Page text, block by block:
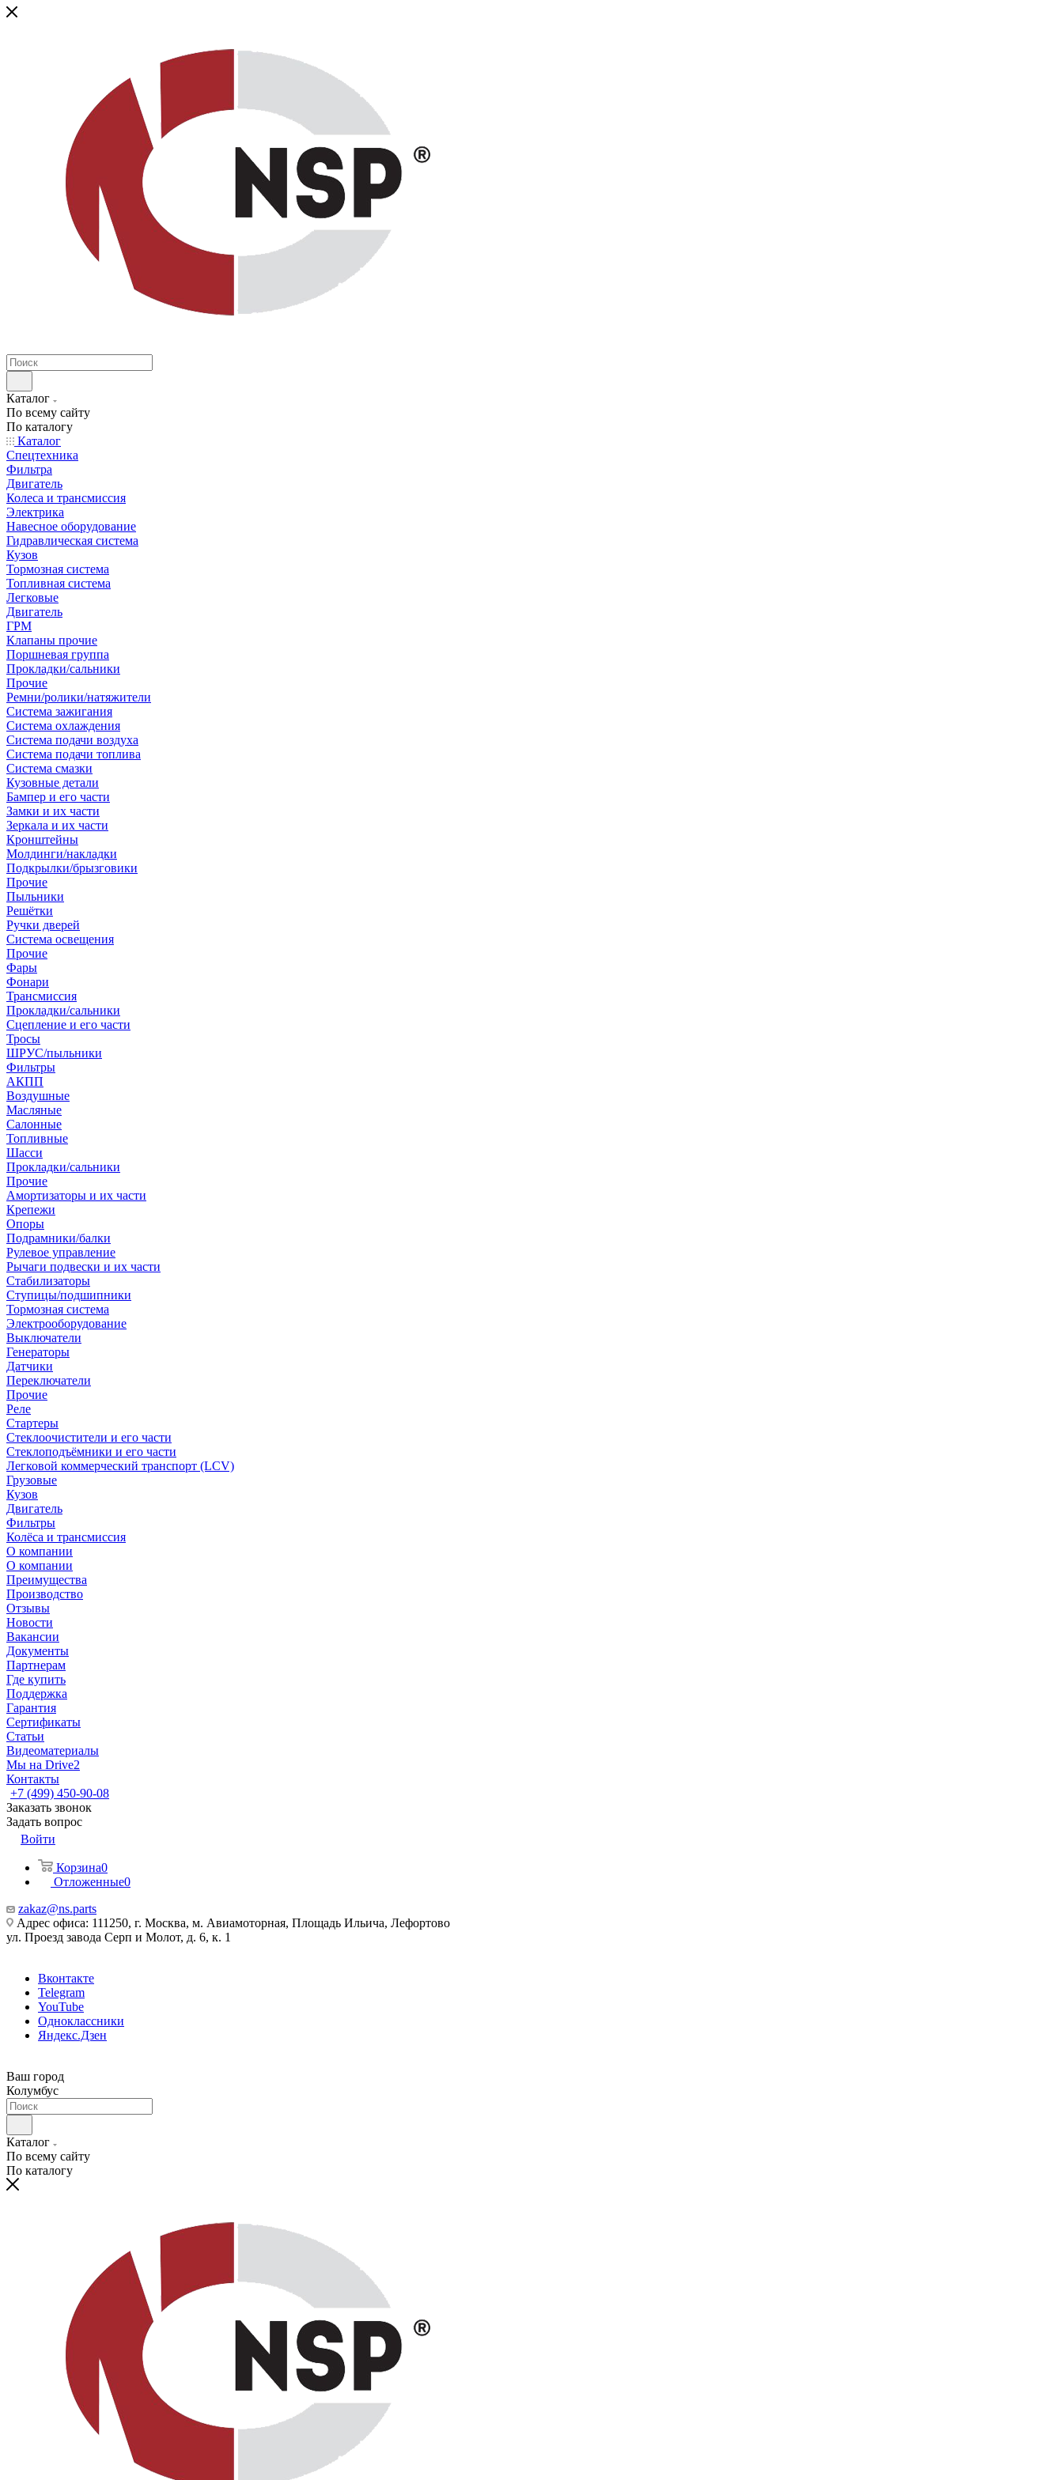
Каталог
По всему сайту
По каталогу
Каталог
Спецтехника
Фильтра
Двигатель
Колеса и трансмиссия
Электрика
Навесное оборудование
Гидравлическая система
Кузов
Тормозная система
Топливная система
Легковые
Двигатель
ГРМ
Клапаны прочие
Поршневая группа
Прокладки/сальники
Прочие
Ремни/ролики/натяжители
Система зажигания
Система охлаждения
Система подачи воздуха
Система подачи топлива
Система смазки
Кузовные детали
Бампер и его части
Замки и их части
Зеркала и их части
Кронштейны
Молдинги/накладки
Подкрылки/брызговики
Прочие
Пыльники
Решётки
Ручки дверей
Система освещения
Прочие
Фары
Фонари
Трансмиссия
Прокладки/сальники
Сцепление и его части
Тросы
ШРУС/пыльники
Фильтры
АКПП
Воздушные
Масляные
Салонные
Топливные
Шасси
Прокладки/сальники
Прочие
Амортизаторы и их части
Крепежи
Опоры
Подрамники/балки
Рулевое управление
Рычаги подвески и их части
Стабилизаторы
Ступицы/подшипники
Тормозная система
Электрооборудование
Выключатели
Генераторы
Датчики
Переключатели
Прочие
Реле
Стартеры
Стеклоочистители и его части
Стеклоподъёмники и его части
Легковой коммерческий транспорт (LCV)
Грузовые
Кузов
Двигатель
Фильтры
Колёса и трансмиссия
О компании
О компании
Преимущества
Производство
Отзывы
Новости
Вакансии
Документы
Партнерам
Где купить
Поддержка
Гарантия
Сертификаты
Статьи
Видеоматериалы
Мы на Drive2
Контакты
+7 (499) 450-90-08
Заказать звонок
Задать вопрос
Войти
Корзина0
Отложенные0
zakaz@ns.parts
Адрес офиса: 111250, г. Москва, м. Авиамоторная, Площадь Ильича, Лефортово
ул. Проезд завода Серп и Молот, д. 6, к. 1
Вконтакте
Telegram
YouTube
Одноклассники
Яндекс.Дзен
Ваш город
Колумбус
Каталог
По всему сайту
По каталогу